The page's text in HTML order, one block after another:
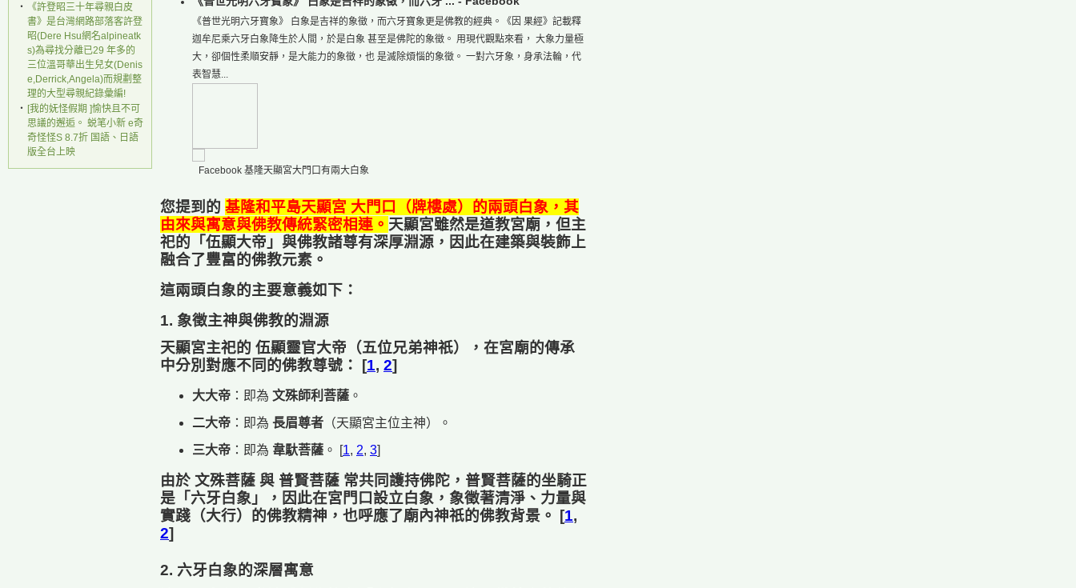
‧
《許登昭三十年尋親白皮
書》是台灣網路部落客許登
昭(Dere Hsu網名alpineatk
s)為尋找分離已29 年多的
三位溫哥華出生兒女(Denis
e,Derrick,Angela)而規劃整
理的大型尋親紀錄彙編!
‧ [我的妩怪假期 ]愉快且不可
思議的邂逅。 蜕笔小新 e奇
奇怪怪S 8.7折 国語、日語
版全台上映
《普世光明六牙寶象》 白象是吉祥的象徵，而六牙寶象更是佛教的經典。《因 果經》記載釋
迦牟尼乘六牙白象降生於人間，於是白象 甚至是佛陀的象徵。 用現代觀點來看， 大象力量極
大，卻個性柔順安靜，是大能力的象徵，也 是滅除煩惱的象徵。 一對六牙象，身承法輪，代
表智慧...
Facebook 基隆天顯宮大門口有兩大白象
您提到的 基隆和平島天顯宮 大門口（牌樓處）的兩頭白象，其
由來與寓意與佛教傳統緊密相連。 天顯宮雖然是道教宮廟，但主
祀的「伍顯大帝」與佛教諸尊有深厚淵源，因此在建築與裝飾上
融合了豐富的佛教元素。
這兩頭白象的主要意義如下：
1. 象徵主神與佛教的淵源
天顯宮主祀的 伍顯靈官大帝 （五位兄弟神祇），在宮廟的傳承
中分別對應不同的佛教尊號： [1, 2]
大大帝 ：即為 文殊師利菩薩 。
二大帝 ：即為 長眉尊者 （天顯宮主位主神）。
三大帝 ：即為 韋馱菩薩 。 [1, 2, 3]
由於 文殊菩薩 與 普賢菩薩 常共同護持佛陀，普賢菩薩的坐騎正
是「六牙白象」，因此在宮門口設立白象，象徵著清淨、力量與
實踐（大行）的佛教精神，也呼應了廟內神祇的佛教背景。 [1,
2]
2. 六牙白象的深層寓意